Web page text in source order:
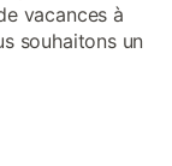
vacances à
souhaitons un